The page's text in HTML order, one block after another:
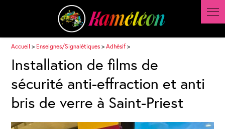
Accueil > Enseignes/Signalétiques >Adhésif >
Installation de films de
sécurité anti-effraction et anti
bris de verre à Saint-Priest
Panneau de gestion des cookies